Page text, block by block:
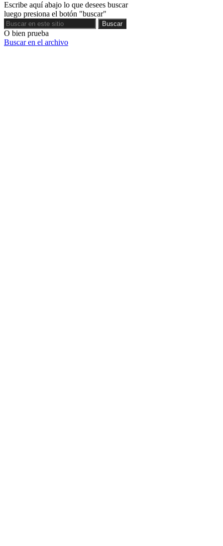
Escribe aquí abajo lo que desees buscar
luego presiona el botón "buscar"
Buscar
Buscar
O bien prueba
Buscar en el archivo